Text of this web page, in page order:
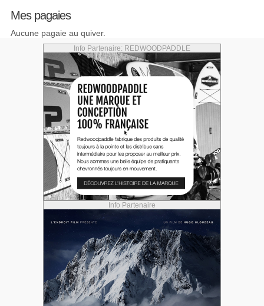
Mes pagaies
Aucune pagaie au quiver.
Info Partenaire: REDWOODPADDLE
Info Partenaire